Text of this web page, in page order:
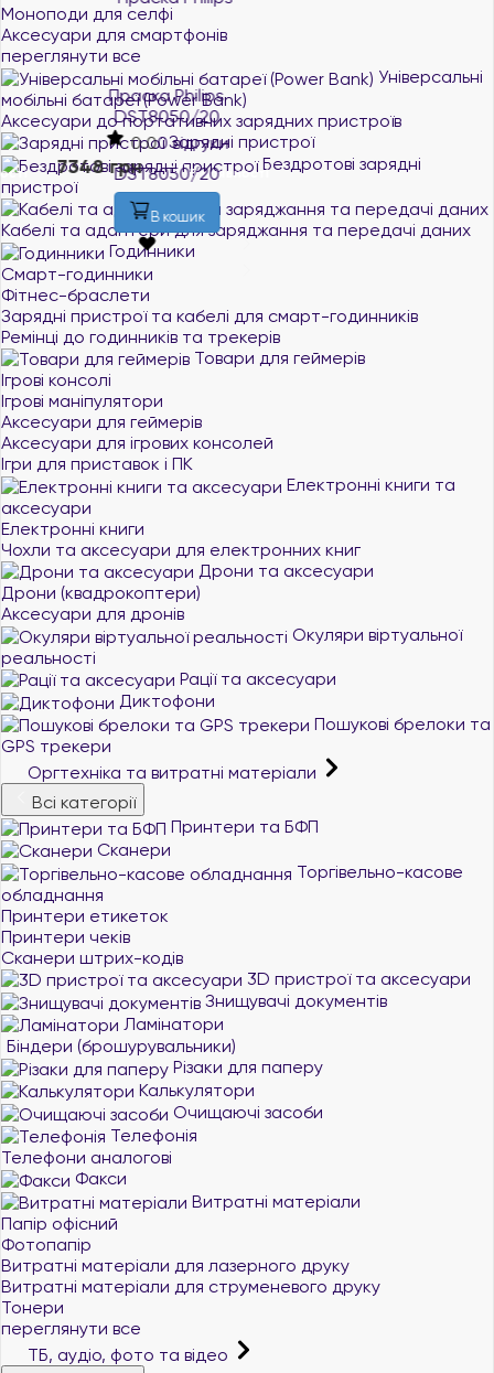
Моноподи для селфі
Аксесуари для смартфонів
переглянути все
Універсальні
мобільні батареї (Power Bank)
Аксесуари до портативних зарядних пристроїв
Зарядні пристрої
Бездротові зарядні
пристрої
Кабелі та адаптери для заряджання та передачі даних
Годинники
Смарт-годинники
Фітнес-браслети
Зарядні пристрої та кабелі для смарт-годинників
Ремінці до годинників та трекерів
Товари для геймерів
Ігрові консолі
Ігрові маніпулятори
Аксесуари для геймерів
Аксесуари для ігрових консолей
Ігри для приставок і ПК
Електронні книги та
аксесуари
Електронні книги
Чохли та аксесуари для електронних книг
Дрони та аксесуари
Дрони (квадрокоптери)
Аксесуари для дронів
Окуляри віртуальної
реальності
Рації та аксесуари
Диктофони
Пошукові брелоки та
GPS трекери
Оргтехніка та витратні матеріали
Всі категорії
Принтери та БФП
Сканери
Торгівельно-касове
обладнання
Принтери етикеток
Принтери чеків
Сканери штрих-кодів
3D пристрої та аксесуари
Знищувачі документів
Ламінатори
Біндери (брошурувальники)
Різаки для паперу
Калькулятори
Очищаючі засоби
Телефонія
Телефони аналогові
Факси
Витратні матеріали
Папір офісний
Фотопапір
Витратні матеріали для лазерного друку
Витратні матеріали для струменевого друку
Тонери
переглянути все
ТБ, аудіо, фото та відео
Праска Philips
DST8050/20
0.00 відгуки
В наявності
7348 грн
В кошик
DST5030/20
В наявності
2996 грн
В кошик